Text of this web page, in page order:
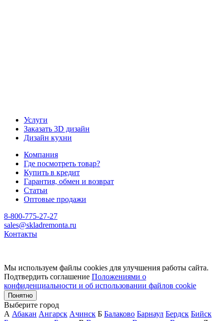
Услуги
Заказать 3D дизайн
Дизайн кухни
Компания
Где посмотреть товар?
Купить в кредит
Гарантия, обмен и возврат
Статьи
Оптовые продажи
8-800-775-27-27
sales@skladremonta.ru
Контакты
Мы используем файлы cookies для улучшения работы сайта.
Подтвердить соглашение Положениями о
конфиденциальности и об использовании файлов cookie
Понятно
Выберите город
А Абакан Ангарск Ачинск Б Балаково Барнаул Бердск Бийск